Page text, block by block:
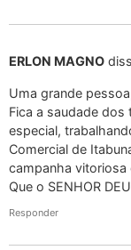
ERLON MAGNO
Uma grande
Fica a saudade
especial,
Comercial de
campanha vitoriosa
Que o SENHOR
Responder